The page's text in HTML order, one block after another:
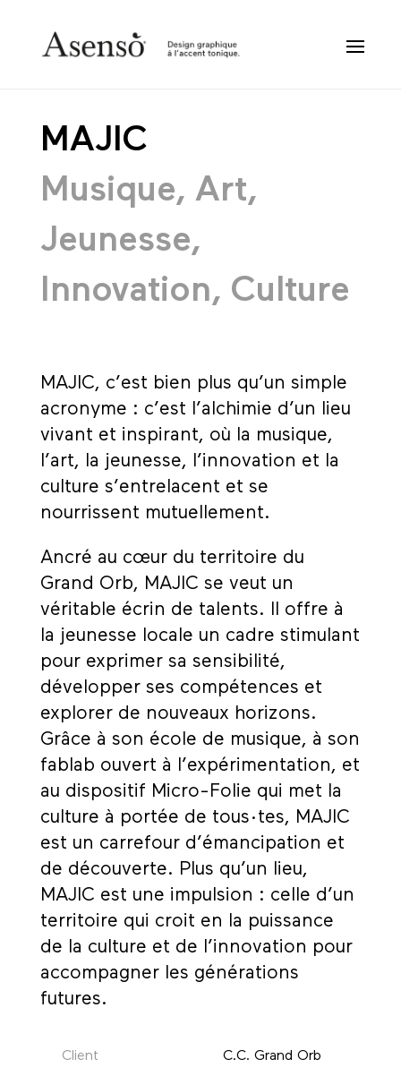
MAJIC
Musique, Art,
Jeunesse,
Innovation, Culture
MAJIC, c’est bien plus qu’un simple
acronyme : c’est l’alchimie d’un lieu
vivant et inspirant, où la musique,
l’art, la jeunesse, l’innovation et la
culture s’entrelacent et se
nourrissent mutuellement.
Ancré au cœur du territoire du
Grand Orb, MAJIC se veut un
véritable écrin de talents. Il offre à
la jeunesse locale un cadre stimulant
pour exprimer sa sensibilité,
développer ses compétences et
explorer de nouveaux horizons.
Grâce à son école de musique, à son
fablab ouvert à l’expérimentation, et
au dispositif Micro-Folie qui met la
culture à portée de tous·tes, MAJIC
est un carrefour d’émancipation et
de découverte. Plus qu’un lieu,
MAJIC est une impulsion : celle d’un
territoire qui croit en la puissance
de la culture et de l’innovation pour
accompagner les générations
futures.
Client C.C. Grand Orb